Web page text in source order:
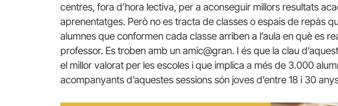
centres, fora d’hora lectiva, per a aconseguir millors resultats
aprenentatges. Però no es tracta de classes o espais de repàs
alumnes que conformen cada classe arriben a l’aula en què es
professor. Es troben amb un amic@gran. I és que la clau
el millor valorat per les escoles i que implica a més de 3.000
acompanyants d’aquestes sessions són joves d’entre 18 i 30